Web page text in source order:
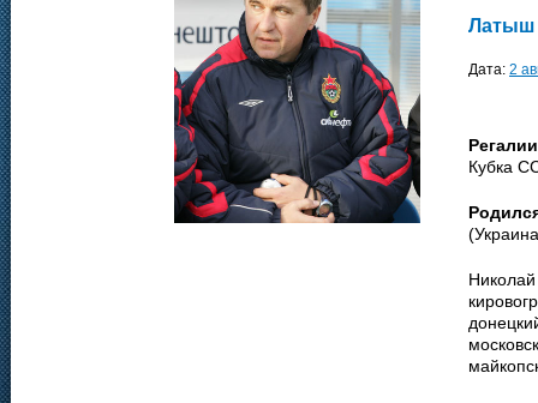
Латыш
Дата: 2
Кубка